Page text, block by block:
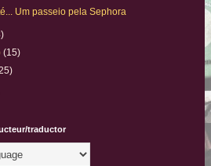
Um passeio pela Sephora
(15)
traductor